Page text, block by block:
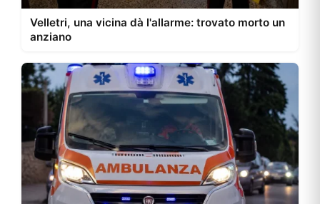
Velletri, una vicina dà l'allarme: trovato morto un
anziano